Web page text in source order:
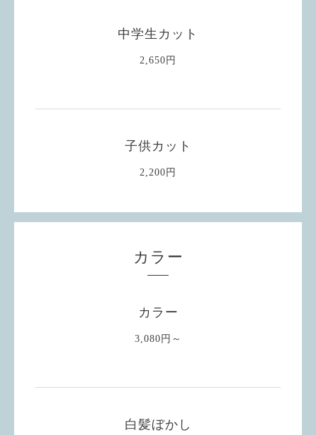
中学生カット
2,650円
子供カット
2,200円
カラー
カラー
3,080円～
白髪ぼかし